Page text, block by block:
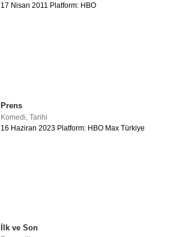
17 Nisan 2011 Platform: HBO
Prens
Komedi ,Tarihi
16 Haziran 2023 Platform: HBO Max Türkiye
İlk ve Son